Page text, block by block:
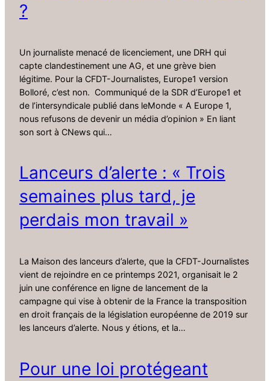
?
Un journaliste menacé de licenciement, une DRH qui
capte clandestinement une AG, et une grève bien
légitime. Pour la CFDT-Journalistes, Europe1 version
Bolloré, c’est non. Communiqué de la SDR d’Europe1 et
de l’intersyndicale publié dans leMonde « A Europe 1,
nous refusons de devenir un média d’opinion » En liant
son sort à CNews qui…
Lanceurs d’alerte : « Trois
semaines plus tard, je
perdais mon travail »
La Maison des lanceurs d’alerte, que la CFDT-Journalistes
vient de rejoindre en ce printemps 2021, organisait le 2
juin une conférence en ligne de lancement de la
campagne qui vise à obtenir de la France la transposition
en droit français de la législation européenne de 2019 sur
les lanceurs d’alerte. Nous y étions, et la…
Pour une loi protégeant